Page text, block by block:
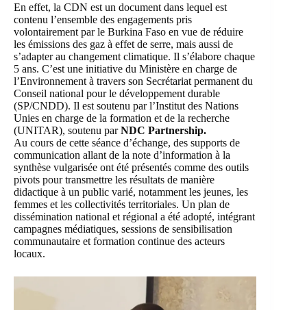
En effet, la CDN est un document dans lequel est
contenu l’ensemble des engagements pris
volontairement par le Burkina Faso en vue de réduire
les émissions des gaz à effet de serre, mais aussi de
s’adapter au changement climatique. Il s’élabore chaque
5 ans. C’est une initiative du Ministère en charge de
l’Environnement à travers son Secrétariat permanent du
Conseil national pour le développement durable
(SP/CNDD). Il est soutenu par l’Institut des Nations
Unies en charge de la formation et de la recherche
(UNITAR), soutenu parNDC Partnership.
Au cours de cette séance d’échange, des supports de
communication allant de la note d’information à la
synthèse vulgarisée ont été présentés comme des outils
pivots pour transmettre les résultats de manière
didactique à un public varié, notamment les jeunes, les
femmes et les collectivités territoriales. Un plan de
dissémination national et régional a été adopté, intégrant
campagnes médiatiques, sessions de sensibilisation
communautaire et formation continue des acteurs
locaux.